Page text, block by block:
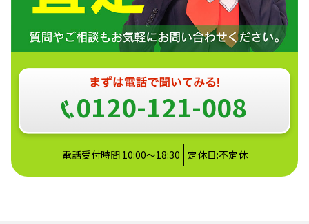
0120-121-008
電話受付時間 10:00～18:30 定休日:不定休